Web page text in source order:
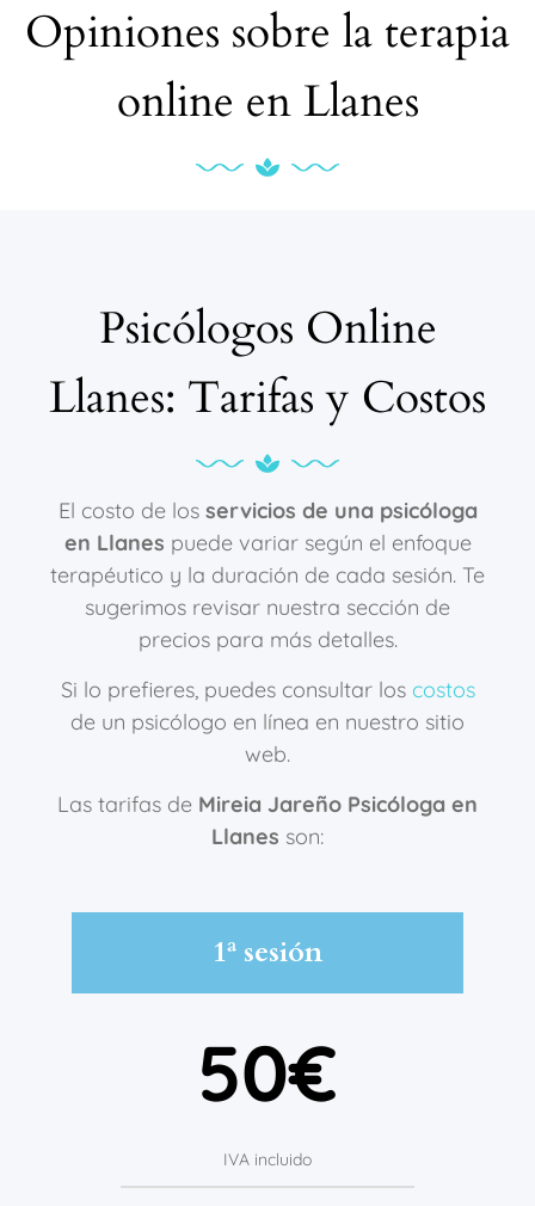
Opiniones sobre la terapia
online en Llanes
Psicólogos Online
Llanes: Tarifas y Costos
El costo de los servicios de una psicóloga
en Llanes puede variar según el enfoque
terapéutico y la duración de cada sesión. Te
sugerimos revisar nuestra sección de
precios para más detalles.
Si lo prefieres, puedes consultar los costos
de un psicólogo en línea en nuestro sitio
web.
Las tarifas de Mireia Jareño Psicóloga en
Llanes son:
1ª sesión
50€
IVA incluido